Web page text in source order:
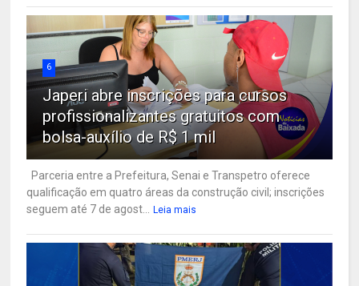
6
Japeri abre inscrições para cursos
profissionalizantes gratuitos com
bolsa-auxílio de R$ 1 mil
Parceria entre a Prefeitura, Senai e Transpetro oferece
qualificação em quatro áreas da construção civil; inscrições
seguem até 7 de agost... Leia mais